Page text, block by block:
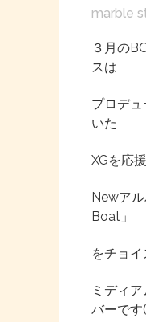
marble
３月の
スは
プロデ
いた
XGを応
Newア
Boat」
をチョ
ミディ
バーで